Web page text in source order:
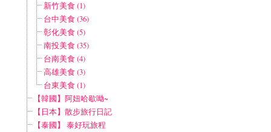
新竹美食 (1)
台中美食 (36)
彰化美食 (5)
南投美食 (35)
台南美食 (4)
高雄美食 (3)
台東美食 (1)
【韓國】阿妞哈歇呦~
【日本】散步旅行日記
【泰國】 泰好玩旅程